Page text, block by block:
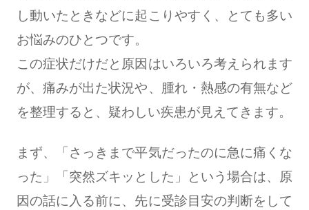
し動いたときなどに起こりやすく、とても多い
お悩みのひとつです。
この症状だけだと原因はいろいろ考えられます
が、痛みが出た状況や、腫れ・熱感の有無など
を整理すると、疑わしい疾患が見えてきます。
まず、「さっきまで平気だったのに急に痛くな
った」「突然ズキッとした」という場合は、原
因の話に入る前に、先に受診目安の判断をして